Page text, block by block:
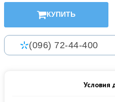
КУПИТЬ
(096) 72-44-400
Условия